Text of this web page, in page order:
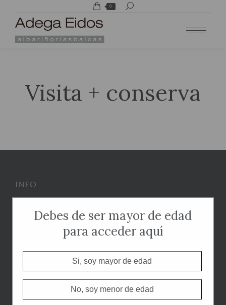
Debes de ser mayor de edad
para acceder aquí
Si, soy mayor de edad
No, soy menor de edad
0 Buscar:
Visita + conserva
INFO
Formas de Pago
Envíos
DONDE ESTAMOS
Padriñan, 65